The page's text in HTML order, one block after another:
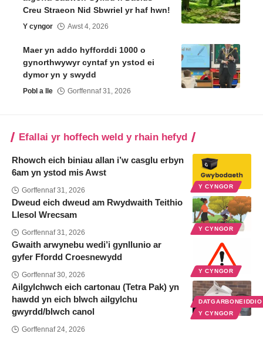
Creu Straeon Nid Sbwriel yr haf hwn!
Y cyngor Awst 4, 2026
Maer yn addo hyfforddi 1000 o
gynorthwywyr cyntaf yn ystod ei
dymor yn y swydd
Pobl a lle Gorffennaf 31, 2026
Efallai yr hoffech weld y rhain hefyd
Y CYNGOR
Rhowch eich biniau allan i’w casglu erbyn
6am yn ystod mis Awst
Gorffennaf 31, 2026
Y CYNGOR
Dweud eich dweud am Rwydwaith Teithio
Llesol Wrecsam
Gorffennaf 31, 2026
Y CYNGOR
Gwaith arwynebu wedi’i gynllunio ar
gyfer Ffordd Croesnewydd
Gorffennaf 30, 2026
Y CYNGOR
Ailgylchwch eich cartonau (Tetra Pak) yn
hawdd yn eich blwch ailgylchu
gwyrdd/blwch canol
Gorffennaf 24, 2026